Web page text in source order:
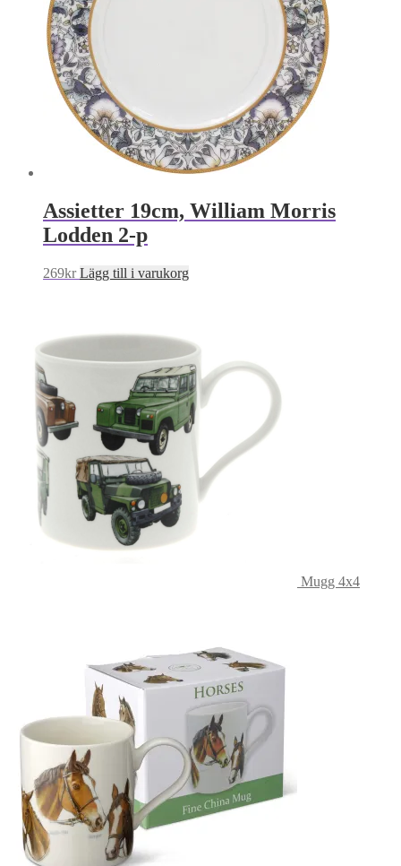
Assietter 19cm, William Morris
Lodden 2-p
269kr Lägg till i varukorg
Mugg 4x4